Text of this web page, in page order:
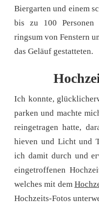
Biergarten und einem
bis zu 100
ringsum von Fenstern
das Geläuf gestatteten.
Ich konnte,
parken und machte
reingetragen hatte,
hieven und Licht und
ich damit durch und
eingetroffenen
welches mit dem
Hochzeits-Fotos